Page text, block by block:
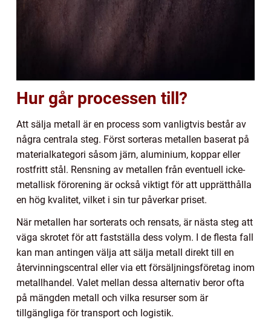
Hur går processen till?
Att sälja metall är en process som vanligtvis består av
några centrala steg. Först sorteras metallen baserat på
materialkategori såsom järn, aluminium, koppar eller
rostfritt stål. Rensning av metallen från eventuell icke-
metallisk förorening är också viktigt för att upprätthålla
en hög kvalitet, vilket i sin tur påverkar priset.
När metallen har sorterats och rensats, är nästa steg att
väga skrotet för att fastställa dess volym. I de flesta fall
kan man antingen välja att sälja metall direkt till en
återvinningscentral eller via ett försäljningsföretag inom
metallhandel. Valet mellan dessa alternativ beror ofta
på mängden metall och vilka resurser som är
tillgängliga för transport och logistik.